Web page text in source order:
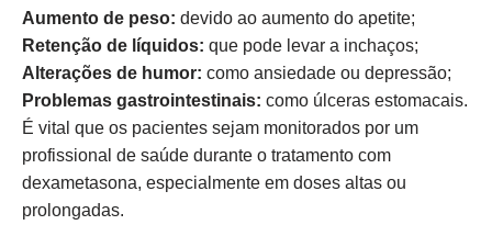
Aumento de peso: devido ao aumento do apetite;
Retenção de líquidos: que pode levar a inchaços;
Alterações de humor: como ansiedade ou depressão;
Problemas gastrointestinais: como úlceras estomacais.
É vital que os pacientes sejam monitorados por um
profissional de saúde durante o tratamento com
dexametasona, especialmente em doses altas ou
prolongadas.